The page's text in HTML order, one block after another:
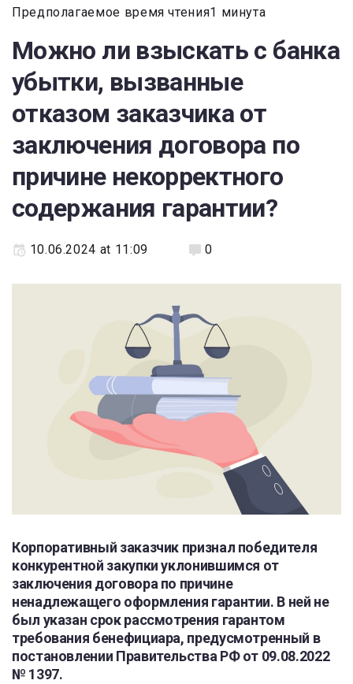
Предполагаемое время чтения1 минута
Можно ли взыскать с банка
убытки, вызванные
отказом заказчика от
заключения договора по
причине некорректного
содержания гарантии?
10.06.2024 at 11:09 0
Корпоративный заказчик признал победителя
конкурентной закупки уклонившимся от
заключения договора по причине
ненадлежащего оформления гарантии. В ней не
был указан срок рассмотрения гарантом
требования бенефициара, предусмотренный в
постановлении Правительства РФ от 09.08.2022
№ 1397.